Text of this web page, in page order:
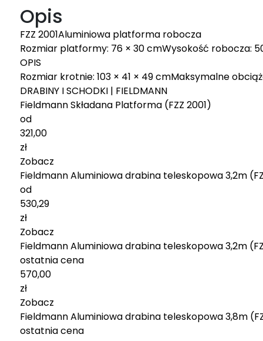
Opis
FZZ 2001Aluminiowa platforma robocza
Rozmiar platformy: 76 × 30 cmWysokość robocza:
OPIS
Rozmiar krotnie: 103 × 41 × 49 cmMaksymalne
DRABINY I SCHODKI | FIELDMANN
Fieldmann Składana Platforma (FZZ 2001)
od
321,00
zł
Zobacz
Fieldmann Aluminiowa drabina teleskopowa 3,2m
od
530,29
zł
Zobacz
Fieldmann Aluminiowa drabina teleskopowa 3,2m
ostatnia cena
570,00
zł
Zobacz
Fieldmann Aluminiowa drabina teleskopowa 3,8m
ostatnia cena